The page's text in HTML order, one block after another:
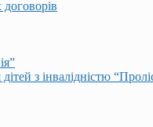
з інвалідністю